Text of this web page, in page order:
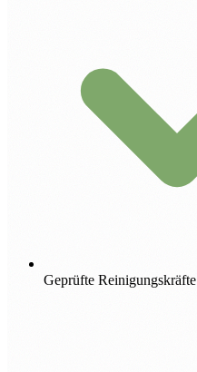
Geprüfte Reinigungskräfte